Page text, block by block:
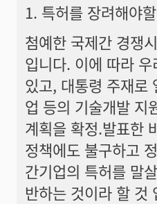
1. 특허를 장려해야
첨예한 국제간 경쟁
입니다. 이에 따라
있고, 대통령 주재로
업 등의 기술개발 지
계획을 확정.발표한
정책에도 불구하고
간기업의 특허를 말
반하는 것이라 할 것